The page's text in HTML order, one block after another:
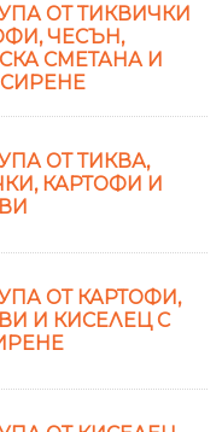
ОТ ТИКВИЧКИ
ЧЕСЪН,
СМЕТАНА И
ОТ ТИКВА,
КАРТОФИ И
ОТ КАРТОФИ,
И КИСЕЛЕЦ С